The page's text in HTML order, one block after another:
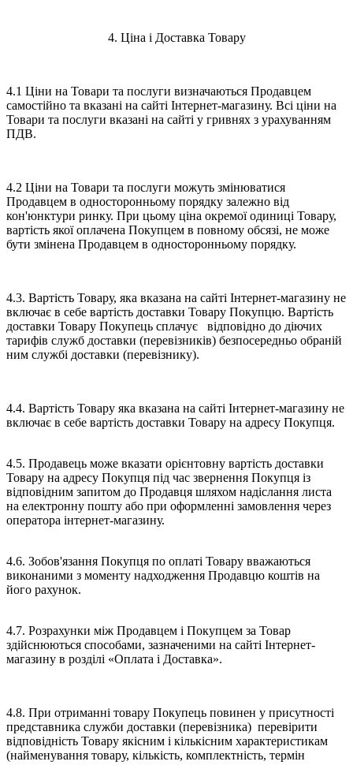
4. Ціна і Доставка Товару
4.1 Ціни на Товари та послуги визначаються Продавцем
самостійно та вказані на сайті Інтернет-магазину. Всі ціни на
Товари та послуги вказані на сайті у гривнях з урахуванням
ПДВ.
4.2 Ціни на Товари та послуги можуть змінюватися
Продавцем в односторонньому порядку залежно від
кон'юнктури ринку. При цьому ціна окремої одиниці Товару,
вартість якої оплачена Покупцем в повному обсязі, не може
бути змінена Продавцем в односторонньому порядку.
4.3. Вартість Товару, яка вказана на сайті Інтернет-магазину не
включає в себе вартість доставки Товару Покупцю. Вартість
доставки Товару Покупець сплачує відповідно до діючих
тарифів служб доставки (перевізників) безпосередньо обраній
ним службі доставки (перевізнику).
4.4. Вартість Товару яка вказана на сайті Інтернет-магазину не
включає в себе вартість доставки Товару на адресу Покупця.
4.5. Продавець може вказати орієнтовну вартість доставки
Товару на адресу Покупця під час звернення Покупця із
відповідним запитом до Продавця шляхом надіслання листа
на електронну пошту або при оформленні замовлення через
оператора інтернет-магазину.
4.6. Зобов'язання Покупця по оплаті Товару вважаються
виконаними з моменту надходження Продавцю коштів на
його рахунок.
4.7. Розрахунки між Продавцем і Покупцем за Товар
здійснюються способами, зазначеними на сайті Інтернет-
магазину в розділі «Оплата і Доставка».
4.8. При отриманні товару Покупець повинен у присутності
представника служби доставки (перевізника) перевірити
відповідність Товару якісним і кількісним характеристикам
(найменування товару, кількість, комплектність, термін